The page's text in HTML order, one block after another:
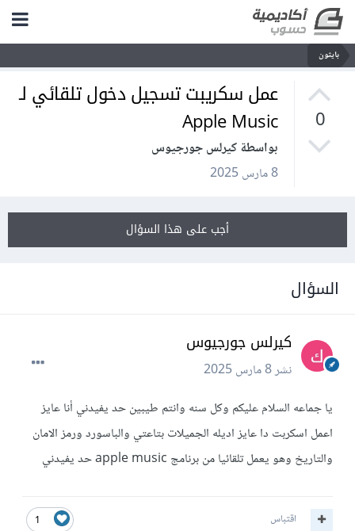
بايثون
0
عمل سكريبت تسجيل دخول تلقائي لـ
Apple Music
بواسطة كيرلس جورجيوس
8 مارس 2025
أجب على هذا السؤال
السؤال
كيرلس جورجيوس
نشر8 مارس 2025
يا جماعه السلام عليكم وكل سنه وانتم طيبين حد يفيدني أنا عايز
اعمل اسكربت دا عايز اديله الجميلات بتاعتي والباسورد ورمز الامان
والتاريخ وهو يعمل تلقائيا من برنامج apple music حد يفيدني
1 اقتباس